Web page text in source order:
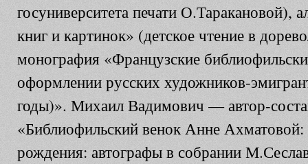
госуниверситета печати О.Таракановой),
книг и картинок» (детское чтение в
монография «Французские
оформлении русских художников-
годы)». Михаил Вадимович — автор-
«Библиофильский венок Анне
рождения: автографы в собрании